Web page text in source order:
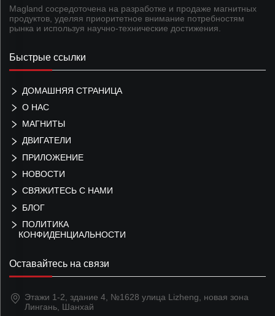
Magland сосредоточена на разработке и продаже магнитных
продуктов, уделяя приоритетное внимание потребностям
рынка и используя научно-технические достижения.
Быстрые ссылки
ДОМАШНЯЯ СТРАНИЦА
О НАС
МАГНИТЫ
ДВИГАТЕЛИ
ПРИЛОЖЕНИЕ
НОВОСТИ
СВЯЖИТЕСЬ С НАМИ
БЛОГ
ПОЛИТИКА
КОНФИДЕНЦИАЛЬНОСТИ
Оставайтесь на связи
Этажи 1-2, здание 4, №1628 улица Lizheng, новая зона
Лингань, Шанхай